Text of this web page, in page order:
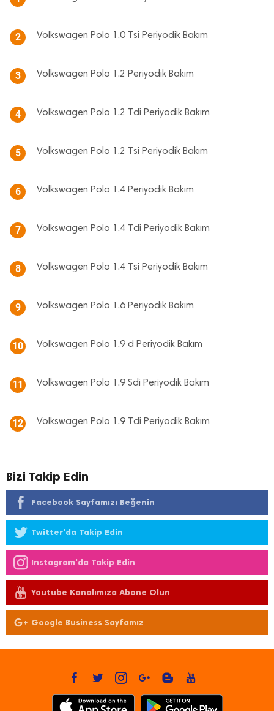
2 Volkswagen Polo 1.0 Tsi Periyodik Bakım
3 Volkswagen Polo 1.2 Periyodik Bakım
4 Volkswagen Polo 1.2 Tdi Periyodik Bakım
5 Volkswagen Polo 1.2 Tsi Periyodik Bakım
6 Volkswagen Polo 1.4 Periyodik Bakım
7 Volkswagen Polo 1.4 Tdi Periyodik Bakım
8 Volkswagen Polo 1.4 Tsi Periyodik Bakım
9 Volkswagen Polo 1.6 Periyodik Bakım
10 Volkswagen Polo 1.9 d Periyodik Bakım
11 Volkswagen Polo 1.9 Sdi Periyodik Bakım
12 Volkswagen Polo 1.9 Tdi Periyodik Bakım
Bizi Takip Edin
Facebook Sayfamızı Beğenin
Twitter'da Takip Edin
Instagram'da Takip Edin
Youtube Kanalımıza Abone Olun
Google Business Sayfamız